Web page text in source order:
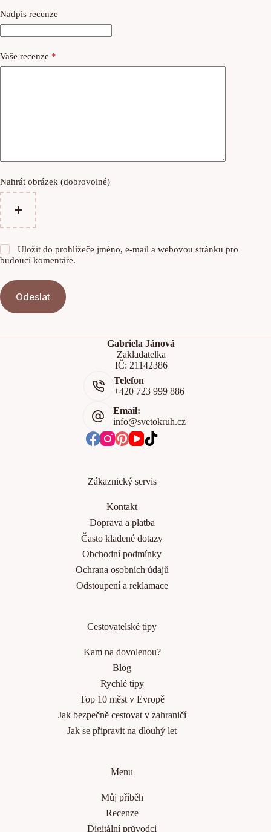
Nadpis recenze
Vaše recenze *
Nahrát obrázek (dobrovolné)
Uložit do prohlížeče jméno, e-mail a webovou stránku pro
budoucí komentáře.
Odeslat
Gabriela Jánová
Zakladatelka
IČ: 21142386
Telefon
+420 723 999 886
Email:
info@svetokruh.cz
Zákaznický servis
Kontakt
Doprava a platba
Často kladené dotazy
Obchodní podmínky
Ochrana osobních údajů
Odstoupení a reklamace
Cestovatelské tipy
Kam na dovolenou?
Blog
Rychlé tipy
Top 10 měst v Evropě
Jak bezpečně cestovat v zahraničí
Jak se připravit na dlouhý let
Menu
Můj příběh
Recenze
Digitální průvodci